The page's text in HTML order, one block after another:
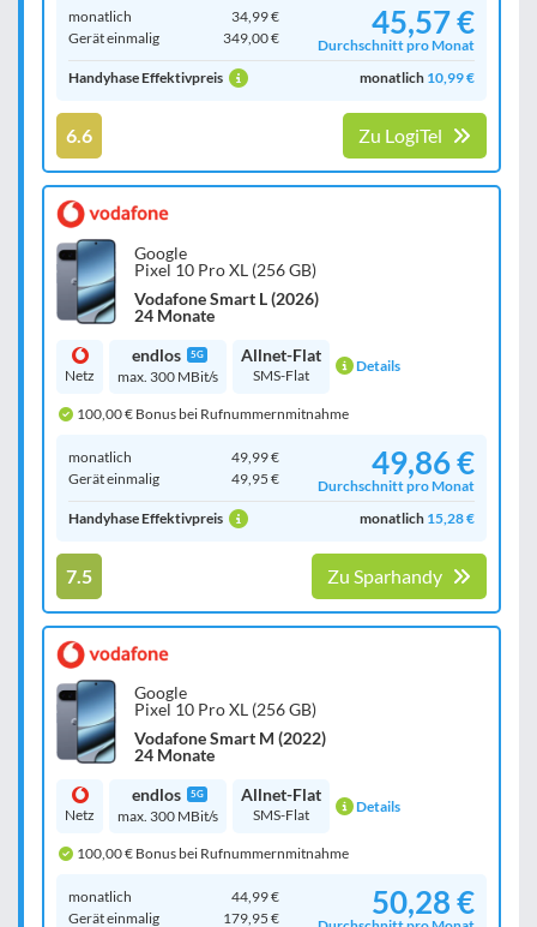
monatlich
34,99 €
Gerät einmalig
349,00 € 45,57 €
Durchschnitt pro Monat
Handyhase Effektivpreis
monatlich 10,99 €
6.6 Zu LogiTel
Google
Pixel 10 Pro XL (256 GB)
Vodafone Smart L (2026)
24 Monate
Netz
endlos 5G
max. 300 MBit/s
Allnet-Flat
SMS-Flat Details
100,00 € Bonus bei Rufnummernmitnahme
monatlich
49,99 €
Gerät einmalig
49,95 € 49,86 €
Durchschnitt pro Monat
Handyhase Effektivpreis
monatlich 15,28 €
7.5 Zu Sparhandy
Google
Pixel 10 Pro XL (256 GB)
Vodafone Smart M (2022)
24 Monate
Netz
endlos 5G
max. 300 MBit/s
Allnet-Flat
SMS-Flat Details
100,00 € Bonus bei Rufnummernmitnahme
monatlich
44,99 €
Gerät einmalig
179,95 € 50,28 €